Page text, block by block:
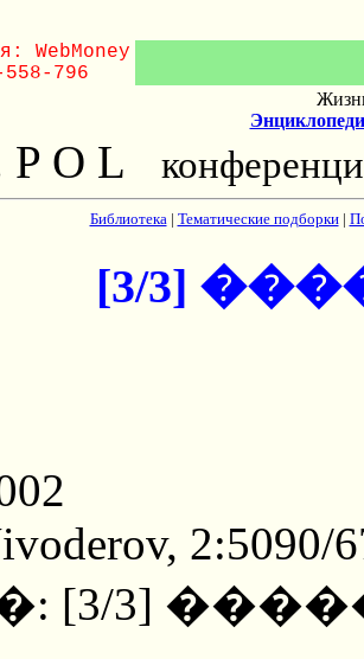
WebMoney
558-796
P O L
Библиотека| Тематические подборки|
[3/3]
2:5090/
[3/3]